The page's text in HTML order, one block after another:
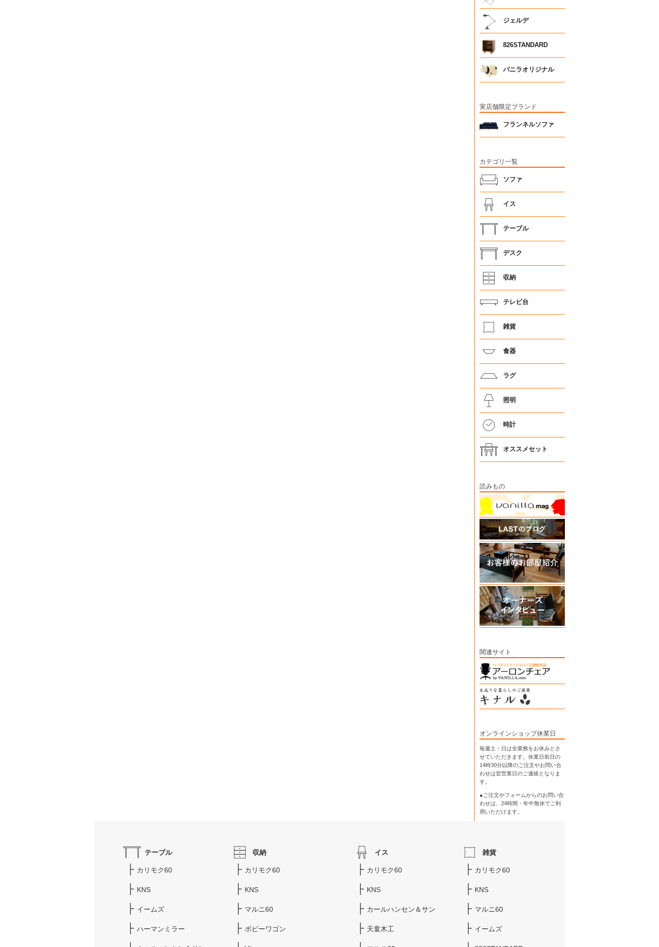
ジェルデ
826STANDARD
バニラオリジナル
実店舗限定ブランド
フランネルソファ
カテゴリ一覧
ソファ
イス
テーブル
デスク
収納
テレビ台
雑貨
食器
ラグ
照明
時計
オススメセット
読みもの
関連サイト
オンラインショップ休業日
毎週土・日は全業務をお休みとさ
せていただきます。休業日前日の
14時30分以降のご注文やお問い合
わせは翌営業日のご連絡となりま
す。
●ご注文やフォームからのお問い合
わせは、 24時間・年中無休でご利
用いただけます。
テーブル
カリモク60
KNS
イームズ
ハーマンミラー
収納
カリモク60
KNS
マルニ60
ボビーワゴン
イス
カリモク60
KNS
カールハンセン＆サン
天童木工
雑貨
カリモク60
KNS
マルニ60
イームズ